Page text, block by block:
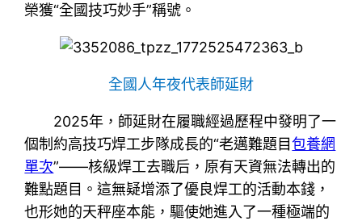
榮獲“全國技巧妙手”稱號。
全國人年夜代表師延財
2025年，師延財在履職經過歷程中發明了一
個制約高技巧焊工步隊成長的“老邁難題目包養網
單次”——核級焊工去職后，原有天資無法轉出的
難點題目。這無疑增添了優良焊工的活動本錢，
也形她的天秤座本能，驅使她進入了一種極端的